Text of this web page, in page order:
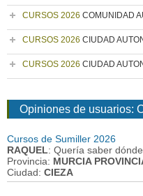
CURSOS 2026 COMUNIDAD
CURSOS 2026 CIUDAD
CURSOS 2026 CIUDAD
Opiniones de usuarios:
Cursos de Sumiller 2026
RAQUEL: Quería saber
Provincia: MURCIA
Ciudad: CIEZA